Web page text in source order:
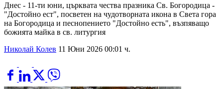
Днес - 11-ти юни, църквата чества празника Св. Богородица -
"Достойно ест", посветен на чудотворната икона в Света гора
на Богородица и песнопението "Достойно есть", възпяващо
божията майка в св. литургия
Николай Колев 11 Юни 2026 00:01 ч.